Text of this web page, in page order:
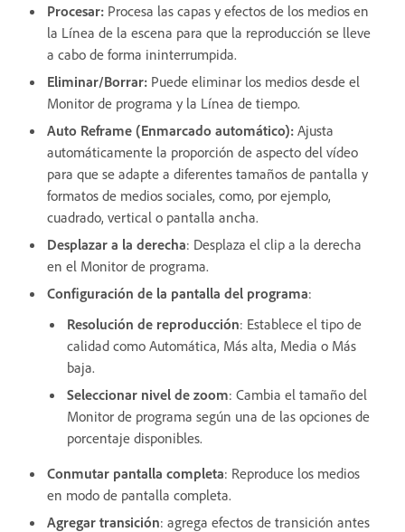
Procesar: Procesa las capas y efectos de los medios en
la Línea de la escena para que la reproducción se lleve
a cabo de forma ininterrumpida.
Eliminar/Borrar: Puede eliminar los medios desde el
Monitor de programa y la Línea de tiempo.
Auto Reframe (Enmarcado automático): Ajusta
automáticamente la proporción de aspecto del vídeo
para que se adapte a diferentes tamaños de pantalla y
formatos de medios sociales, como, por ejemplo,
cuadrado, vertical o pantalla ancha.
Desplazar a la derecha: Desplaza el clip a la derecha
en el Monitor de programa.
Configuración de la pantalla del programa:
Resolución de reproducción: Establece el tipo de
calidad como Automática, Más alta, Media o Más
baja.
Seleccionar nivel de zoom: Cambia el tamaño del
Monitor de programa según una de las opciones de
porcentaje disponibles.
Conmutar pantalla completa: Reproduce los medios
en modo de pantalla completa.
Agregar transición: agrega efectos de transición antes